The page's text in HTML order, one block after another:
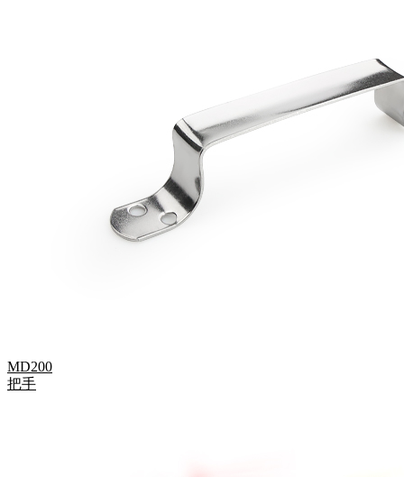
MD200
把手